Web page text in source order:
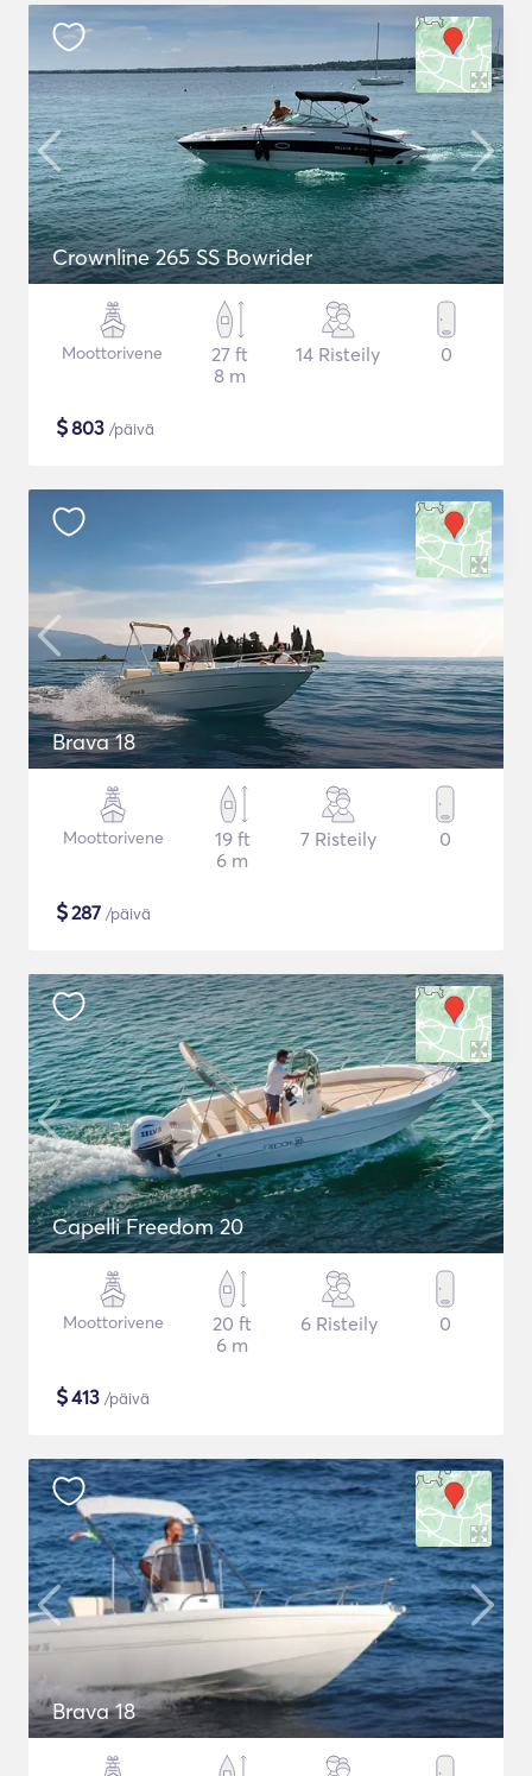
Crownline 265 SS Bowrider
Moottorivene
27 ft
8 m
14 Risteily 0
$803 /päivä
Brava 18
Moottorivene
19 ft
6 m
7 Risteily 0
$287 /päivä
Capelli Freedom 20
Moottorivene
20 ft
6 m
6 Risteily 0
$413 /päivä
Brava 18